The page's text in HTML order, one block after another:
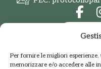
Per fornire le migliori
memorizzare e/o accedere alle